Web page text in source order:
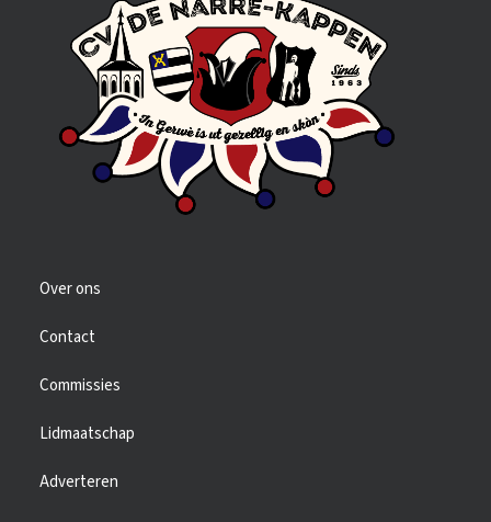
Over ons
Contact
Commissies
Lidmaatschap
Adverteren